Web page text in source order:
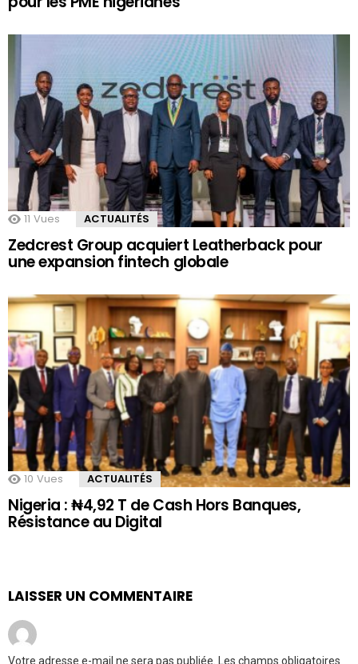
11 Vues ACTUALITÉS
Zedcrest Group acquiert Leatherback pour
une expansion fintech globale
10 Vues ACTUALITÉS
Nigeria : ₦4,92 T de Cash Hors Banques,
Résistance au Digital
LAISSER UN COMMENTAIRE
Votre adresse e-mail ne sera pas publiée. Les champs obligatoires